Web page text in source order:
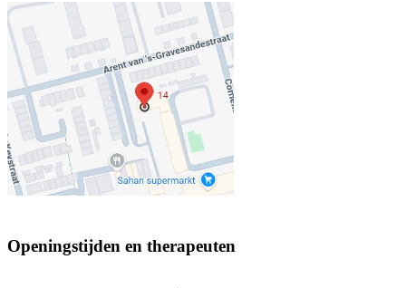
Openingstijden en therapeuten